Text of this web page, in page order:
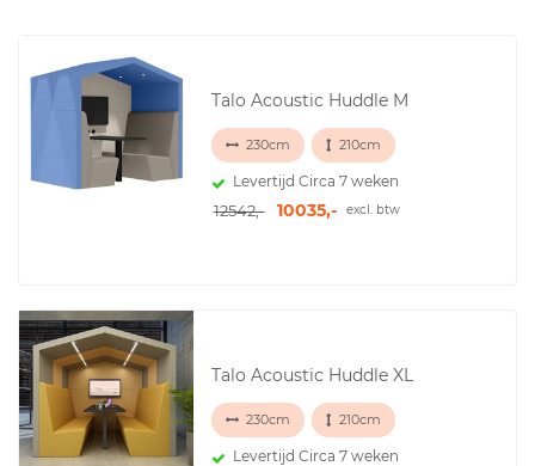
Talo Acoustic Huddle M
230cm 210cm
Levertijd Circa 7 weken
12542,- 10035,- excl. btw
Talo Acoustic Huddle XL
230cm 210cm
Levertijd Circa 7 weken